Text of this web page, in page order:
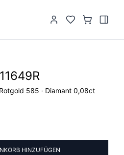
585 · Diamant 0,08ct
HINZUFÜGEN